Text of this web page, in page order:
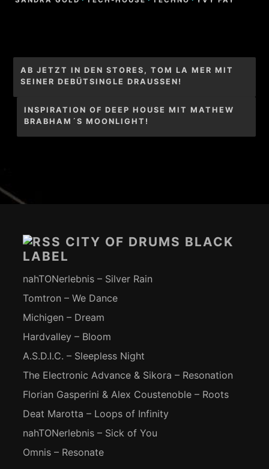
Beitragsnavigation
AB JETZT IN DEN STORES, TOM LA MER MIT
SEINER DEBÜTSINGLE DRAUSSEN!
INSPIRATION OF DEEP HOUSE MIT MATHEW
BRABHAM´S MOONLIGHT!
CITY OF DRUMS BLACK
LABEL
nahTONerlebnis – Silver Rain
Tomtron – We Dance
Michigen – Dream
Hardvalley – Bloom
A.S.D.I.C. – Sleepless Night
The Electronic Advance & Sikora – Resonation
Florian Gasperini & Alex Coustenoble – Roots
Deat Marotta – Loops of Infinity
nahTONerlebnis – Sick of You
Omnis – Resonate